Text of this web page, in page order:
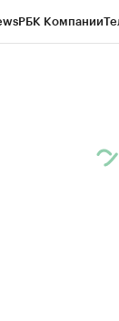
РБК Компании